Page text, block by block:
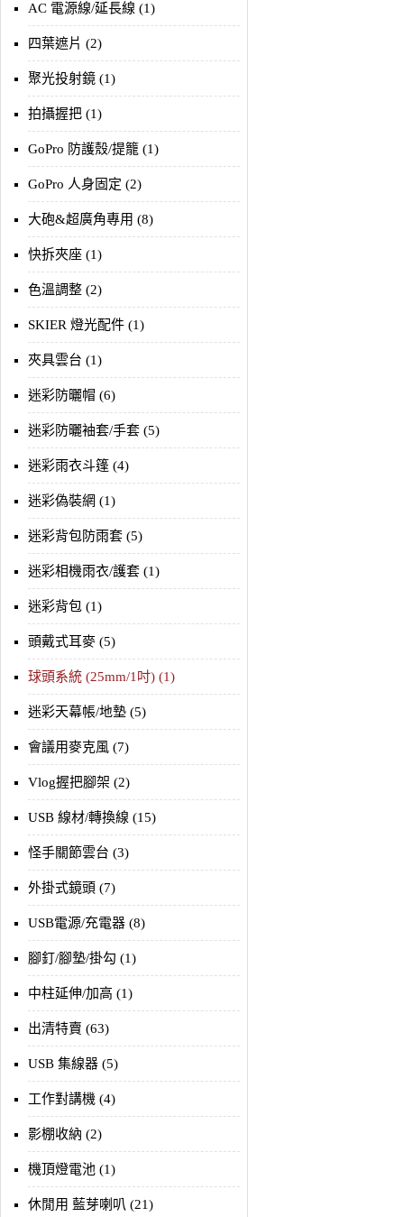
AC 電源線/延長線 (1)
四葉遮片 (2)
聚光投射鏡 (1)
拍攝握把 (1)
GoPro 防護殼/提籠 (1)
GoPro 人身固定 (2)
大砲&超廣角專用 (8)
快拆夾座 (1)
色溫調整 (2)
SKIER 燈光配件 (1)
夾具雲台 (1)
迷彩防曬帽 (6)
迷彩防曬袖套/手套 (5)
迷彩雨衣斗篷 (4)
迷彩偽裝網 (1)
迷彩背包防雨套 (5)
迷彩相機雨衣/護套 (1)
迷彩背包 (1)
頭戴式耳麥 (5)
球頭系統 (25mm/1吋) (1)
迷彩天幕帳/地墊 (5)
會議用麥克風 (7)
Vlog握把腳架 (2)
USB 線材/轉換線 (15)
怪手關節雲台 (3)
外掛式鏡頭 (7)
USB電源/充電器 (8)
腳釘/腳墊/掛勾 (1)
中柱延伸/加高 (1)
出清特賣 (63)
USB 集線器 (5)
工作對講機 (4)
影棚收納 (2)
機頂燈電池 (1)
休閒用 藍芽喇叭 (21)